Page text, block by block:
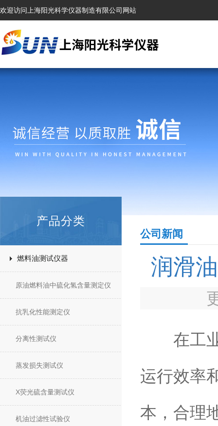
欢迎访问上海阳光科学仪器制造有限公司网站
产品分类
燃料油测试仪器
原油燃料油中硫化氢含量测定仪
抗乳化性能测定仪
分离性测试仪
蒸发损失测试仪
X荧光硫含量测试仪
机油过滤性试验仪
公司新闻
润滑
在工业
运行效率
本，合理